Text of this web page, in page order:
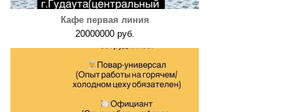
Кафе первая линия
20000000 руб.